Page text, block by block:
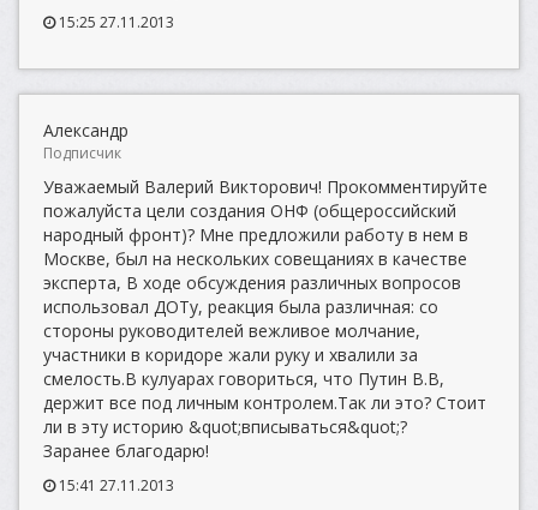
15:25 27.11.2013
Александр
Подписчик
Уважаемый Валерий Викторович! Прокомментируйте
пожалуйста цели создания ОНФ (общероссийский
народный фронт)? Мне предложили работу в нем в
Москве, был на нескольких совещаниях в качестве
эксперта, В ходе обсуждения различных вопросов
использовал ДОТу, реакция была различная: со
стороны руководителей вежливое молчание,
участники в коридоре жали руку и хвалили за
смелость.В кулуарах говориться, что Путин В.В,
держит все под личным контролем.Так ли это? Стоит
ли в эту историю &quot;вписываться&quot;?
Заранее благодарю!
15:41 27.11.2013